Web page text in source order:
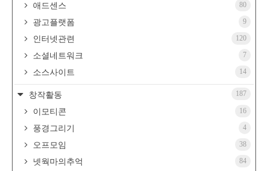
애드센스 80
광고플랫폼 9
인터넷관련 120
소셜네트워크 7
소스사이트 14
창작활동 187
이모티콘 16
풍경그리기 4
오프모임 38
넷웍마의추억 84